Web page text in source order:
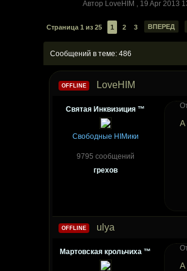
Автор LoveHIM , 19 Apr 2013
Страница 1 из 25 1 2 3 ВПЕРЕД
Сообщений в теме: 486
OFFLINE LoveHIM
Святая Инквизиция ™
Свободные HIMики
9795 сообщений
грехов
А
OFFLINE ulya
Мартовская крольчиха ™
А